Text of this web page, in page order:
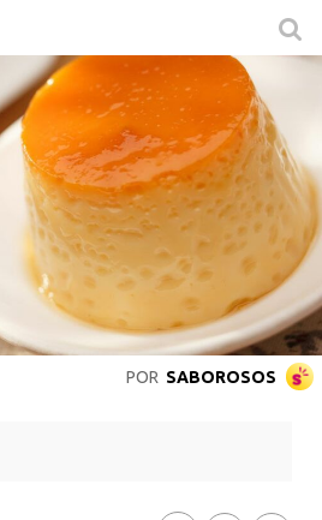
POR SABOROSOS